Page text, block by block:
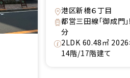
港区新橋６丁目
都営三田線「御成
分
2LDK 60.48㎡
14階/17階建て